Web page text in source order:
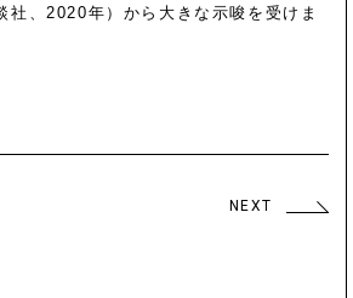
社、2020年）から大きな示唆を受けま
NEXT